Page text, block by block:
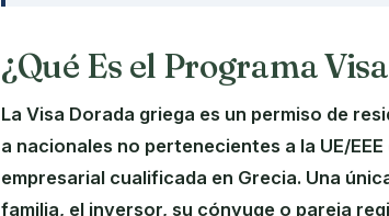
¿Qué Es el Programa
La Visa Dorada griega es un permiso de
a nacionales no pertenecientes a la UE/
empresarial cualificada en Grecia. Una
familia, el inversor, su cónyuge o pareja